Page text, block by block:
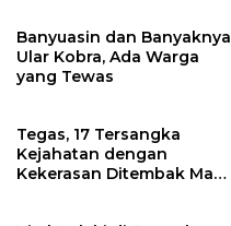
Banyuasin dan Banyaknya
Ular Kobra, Ada Warga
yang Tewas
Tegas, 17 Tersangka
Kejahatan dengan
Kekerasan Ditembak Mati